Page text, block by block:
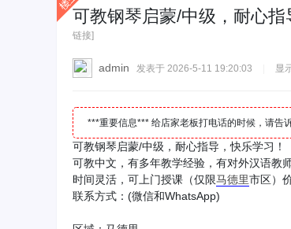
可教钢琴启蒙/中级，耐心
链接]
admin 发表于 2026-5-11 19:20:03 显
***重要信息*** 给店家老板打电话的时候，请告
可教钢琴启蒙/中级，耐心指导，快乐学习！
可教中文，有多年教学经验，有对外汉语教
时间灵活，可上门授课（仅限马德里市区）
联系方式：(微信和WhatsApp)